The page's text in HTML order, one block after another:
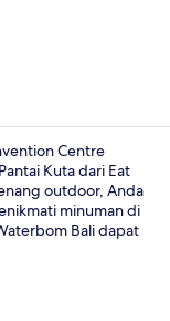
Centre
Kuta dari Eat
outdoor, Anda
minuman di
Bali dapat